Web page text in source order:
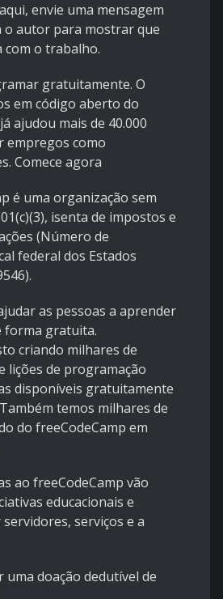
envie uma mensagem
autor para mostrar que
com o trabalho.
gratuitamente. O
em código aberto do
ajudou mais de 40.000
empregos como
Comece agora
é uma organização sem
isenta de impostos e
(Número de
federal dos Estados
as pessoas a aprender
forma gratuita.
criando milhares de
lições de programação
disponíveis gratuitamente
temos milhares de
do freeCodeCamp em
ao freeCodeCamp vão
educacionais e
serviços e a
uma doação dedutível de